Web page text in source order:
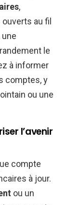
,
au fil
une
le
à informer
comptes, y
ou une
l’avenir
compte
à jour.
ou un